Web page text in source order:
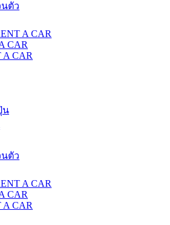
ตัว
A CAR
CAR
A CAR
น
ตัว
A CAR
CAR
A CAR